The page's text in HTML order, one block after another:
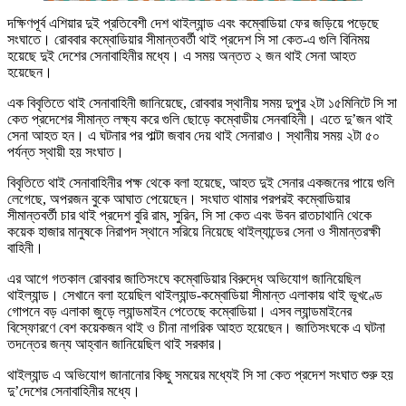
দক্ষিণপূর্ব এশিয়ার দুই প্রতিবেশী দেশ থাইল্যান্ড এবং কম্বোডিয়া ফের জড়িয়ে পড়েছে
সংঘাতে। রোববার কম্বোডিয়ার সীমান্তবর্তী থাই প্রদেশ সি সা কেত-এ গুলি বিনিময়
হয়েছে দুই দেশের সেনাবাহিনীর মধ্যে। এ সময় অন্তত ২ জন থাই সেনা আহত
হয়েছেন।
এক বিবৃতিতে থাই সেনাবাহিনী জানিয়েছে, রোববার স্থানীয় সময় দুপুর ২টা ১৫মিনিটে সি সা
কেত প্রদেশের সীমান্ত লক্ষ্য করে গুলি ছোড়ে কম্বোডীয় সেনবাহিনী। এতে দু’জন থাই
সেনা আহত হন। এ ঘটনার পর পাল্টা জবাব দেয় থাই সেনারাও। স্থানীয় সময় ২টা ৫০
পর্যন্ত স্থায়ী হয় সংঘাত।
বিবৃতিতে থাই সেনাবাহিনীর পক্ষ থেকে বলা হয়েছে, আহত দুই সেনার একজনের পায়ে গুলি
লেগেছে, অপরজন বুকে আঘাত পেয়েছেন। সংঘাত থামার পরপরই কম্বোডিয়ার
সীমান্তবর্তী চার থাই প্রদেশ বুরি রাম, সুরিন, সি সা কেত এবং উবন রাতচাথানি থেকে
কয়েক হাজার মানুষকে নিরাপদ স্থানে সরিয়ে নিয়েছে থাইল্যান্ডের সেনা ও সীমান্তরক্ষী
বাহিনী।
এর আগে গতকাল রোববার জাতিসংঘে কম্বোডিয়ার বিরুদ্ধে অভিযোগ জানিয়েছিল
থাইল্যান্ড। সেখানে বলা হয়েছিল থাইল্যান্ড-কম্বোডিয়া সীমান্ত এলাকায় থাই ভূখণ্ডে
গোপনে বড় এলাকা জুড়ে ল্যান্ডমাইন পেতেছে কম্বোডিয়া। এসব ল্যান্ডমাইনের
বিস্ফোরণে বেশ কয়েকজন থাই ও চীনা নাগরিক আহত হয়েছেন। জাতিসংঘকে এ ঘটনা
তদন্তের জন্য আহ্বান জানিয়েছিল থাই সরকার।
থাইল্যান্ড এ অভিযোগ জানানোর কিছু সময়ের মধ্যেই সি সা কেত প্রদেশ সংঘাত শুরু হয়
দু’দেশের সেনাবাহিনীর মধ্যে।